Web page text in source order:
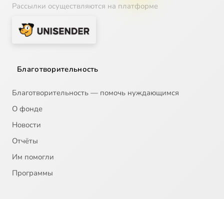
Рассылки осуществляются на платформе
Благотворительность
Благотворительность — помочь нуждающимся
О фонде
Новости
Отчёты
Им помогли
Программы